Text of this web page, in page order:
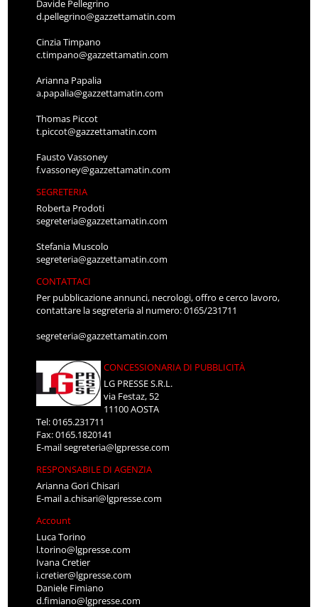
Davide Pellegrino
d.pellegrino@gazzettamatin.com
Cinzia Timpano
c.timpano@gazzettamatin.com
Arianna Papalia
a.papalia@gazzettamatin.com
Thomas Piccot
t.piccot@gazzettamatin.com
Fausto Vassoney
f.vassoney@gazzettamatin.com
SEGRETERIA
Roberta Prodoti
segreteria@gazzettamatin.com
Stefania Muscolo
segreteria@gazzettamatin.com
CONTATTACI
Per pubblicazione annunci, necrologi, offro e cerco lavoro,
contattare la segreteria al numero: 0165/231711
segreteria@gazzettamatin.com
CONCESSIONARIA DI PUBBLICITÀ
LG PRESSE S.R.L.
via Festaz, 52
11100 AOSTA
Tel: 0165.231711
Fax: 0165.1820141
E-mailsegreteria@lgpresse.com
RESPONSABILE DI AGENZIA
Arianna Gori Chisari
E-maila.chisari@lgpresse.com
Account
Luca Torino
l.torino@lgpresse.com
Ivana Cretier
i.cretier@lgpresse.com
Daniele Fimiano
d.fimiano@lgpresse.com